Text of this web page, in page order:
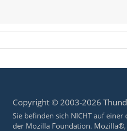
Copyright © 2003-2026
Sie befinden sich NICHT auf einer
der Mozilla Foundation.